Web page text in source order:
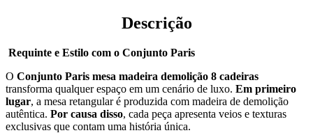
Descrição
Requinte e Estilo com o Conjunto Paris
O Conjunto Paris mesa madeira demolição 8 cadeiras
transforma qualquer espaço em um cenário de luxo. Em primeiro
lugar, a mesa retangular é produzida com madeira de demolição
autêntica. Por causa disso, cada peça apresenta veios e texturas
exclusivas que contam uma história única.